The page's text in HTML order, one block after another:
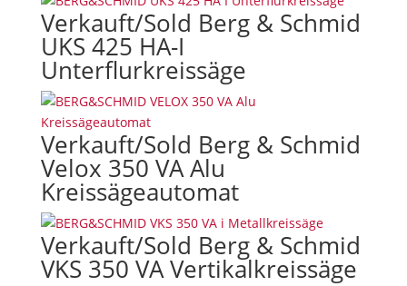
Verkauft/Sold Berg & Schmid
UKS 425 HA-I
Unterflurkreissäge
Verkauft/Sold Berg & Schmid
Velox 350 VA Alu
Kreissägeautomat
Verkauft/Sold Berg & Schmid
VKS 350 VA Vertikalkreissäge